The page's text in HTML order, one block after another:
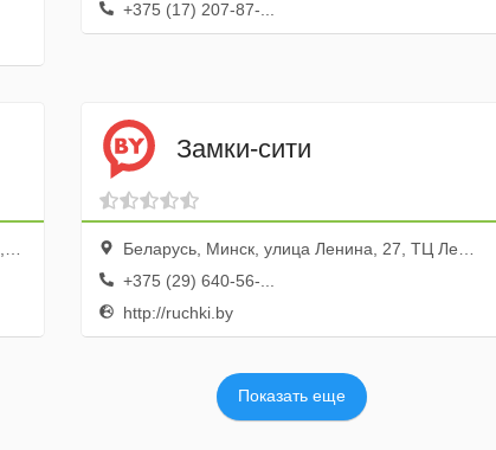
+375 (17) 207-87-...
Замки-сити
Беларусь, Минск, улица Ленина, 27, ТЦ Ленинград
+375 (29) 640-56-...
http://ruchki.by
Показать еще